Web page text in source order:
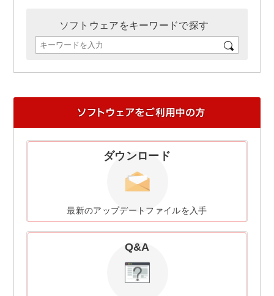
ソフトウェアをキーワードで探す
ダウンロード
最新のアップデートファイルを入手
Q&A